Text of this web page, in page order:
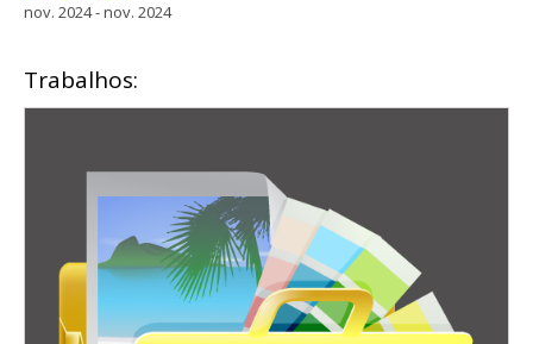
nov. 2024 - nov. 2024
Trabalhos: